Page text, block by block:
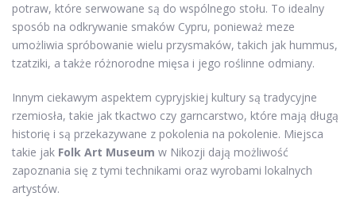
potraw, które serwowane są do wspólnego stołu. To idealny
sposób na odkrywanie smaków Cypru, ponieważ meze
umożliwia spróbowanie wielu przysmaków, takich jak hummus,
tzatziki, a także różnorodne mięsa i jego roślinne odmiany.
Innym ciekawym aspektem cypryjskiej kultury są tradycyjne
rzemiosła, takie jak tkactwo czy garncarstwo, które mają długą
historię i są przekazywane z pokolenia na pokolenie. Miejsca
takie jak Folk Art Museum w Nikozji dają możliwość
zapoznania się z tymi technikami oraz wyrobami lokalnych
artystów.